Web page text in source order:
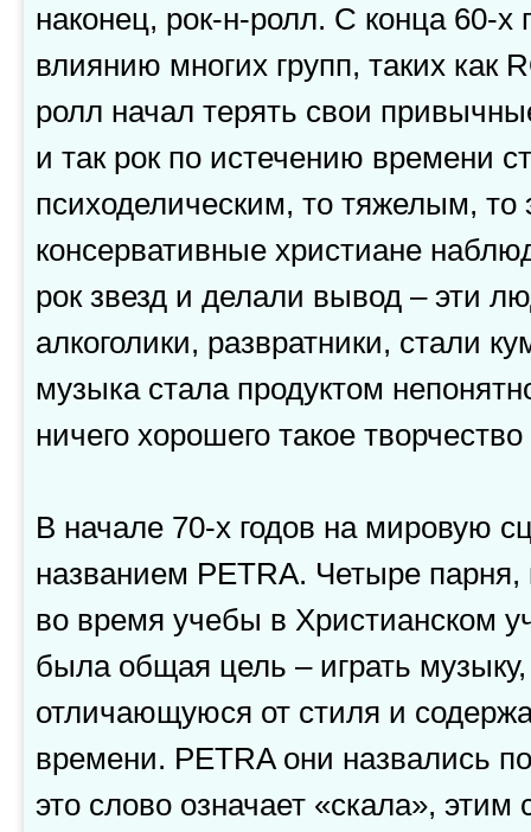
наконец, рок-н-ролл. С конца 60-х
влиянию многих групп, таких как
ролл начал терять свои
и так рок по истечению времени
психоделическим, то тяжелым, то
консервативные христиане
рок звезд и делали вывод – эти
алкоголики, развратники, стали
музыка стала продуктом
ничего хорошего такое
В начале 70-х годов на мировую
названием PETRA. Четыре парня,
во время учебы в Христианском
была общая цель – играть
отличающуюся от стиля и
времени. PETRA они назвались
это слово означает «скала»,